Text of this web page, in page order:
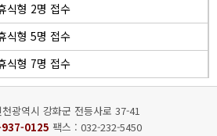
식형 2명 접수
식형 5명 접수
식형 7명 접수
광역시 강화군 전등사로 37-41
0125 팩스 : 032-232-5450